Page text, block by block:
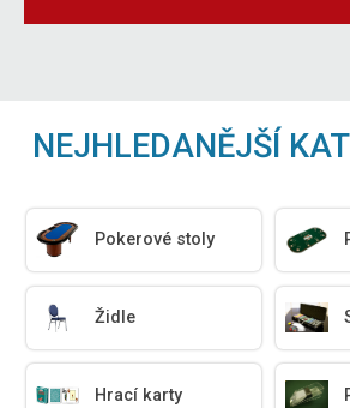
NEJHLEDANĚJŠÍ
Pokerové stoly
Židle
Hrací karty